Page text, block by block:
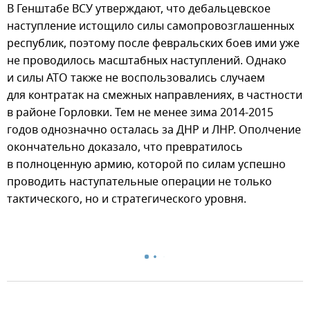
В Генштабе ВСУ утверждают, что дебальцевское
наступление истощило силы самопровозглашенных
республик, поэтому после февральских боев ими уже
не проводилось масштабных наступлений. Однако
и силы АТО также не воспользовались случаем
для контратак на смежных направлениях, в частности
в районе Горловки. Тем не менее зима 2014-2015
годов однозначно осталась за ДНР и ЛНР. Ополчение
окончательно доказало, что превратилось
в полноценную армию, которой по силам успешно
проводить наступательные операции не только
тактического, но и стратегического уровня.